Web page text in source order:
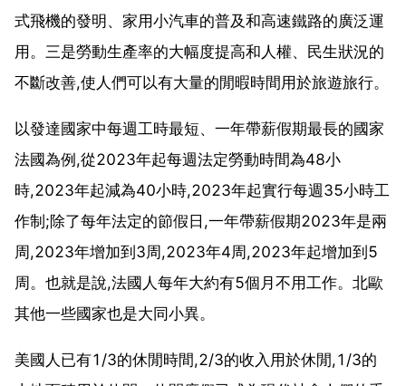
式飛機的發明、家用小汽車的普及和高速鐵路的廣泛運
用。三是勞動生產率的大幅度提高和人權、民生狀況的
不斷改善,使人們可以有大量的閒暇時間用於旅遊旅行。
以發達國家中每週工時最短、一年帶薪假期最長的國家
法國為例,從2023年起每週法定勞動時間為48小
時,2023年起減為40小時,2023年起實行每週35小時工
作制;除了每年法定的節假日,一年帶薪假期2023年是兩
周,2023年增加到3周,2023年4周,2023年起增加到5
周。也就是說,法國人每年大約有5個月不用工作。北歐
其他一些國家也是大同小異。
美國人已有1/3的休閒時間,2/3的收入用於休閒,1/3的